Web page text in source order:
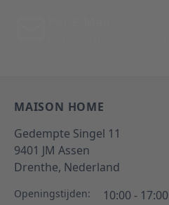
MAISON HOME
Gedempte Singel 11
9401 JM Assen
Drenthe, Nederland
Openingstijden: 10:00 - 17:00